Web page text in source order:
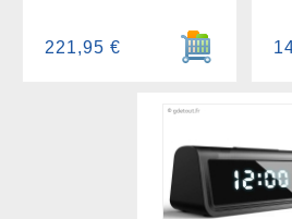
Ajouter au
221,95 €